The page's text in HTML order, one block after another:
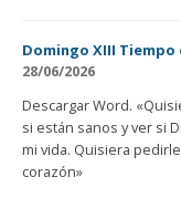
Domingo XIII Tiempo
28/06/2026
Descargar Word.
si están sanos y ver si
mi vida. Quisiera
corazón»